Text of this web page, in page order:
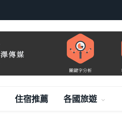
住宿推薦 各國旅遊